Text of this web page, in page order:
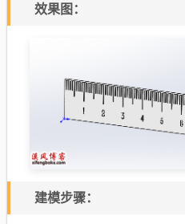
效果图：
建模步骤：